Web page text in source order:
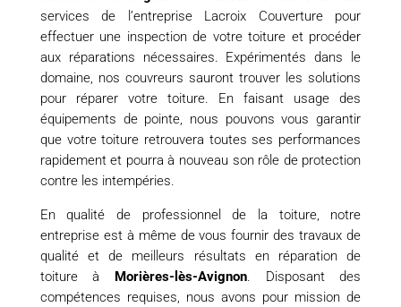
services de l’entreprise Lacroix Couverture pour
effectuer une inspection de votre toiture et procéder
aux réparations nécessaires. Expérimentés dans le
domaine, nos couvreurs sauront trouver les solutions
pour réparer votre toiture. En faisant usage des
équipements de pointe, nous pouvons vous garantir
que votre toiture retrouvera toutes ses performances
rapidement et pourra à nouveau son rôle de protection
contre les intempéries.
En qualité de professionnel de la toiture, notre
entreprise est à même de vous fournir des travaux de
qualité et de meilleurs résultats en réparation de
toiture à Morières-lès-Avignon. Disposant des
compétences requises, nous avons pour mission de